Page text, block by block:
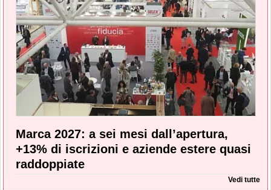
Marca 2027: a sei mesi dall’apertura,
+13% di iscrizioni e aziende estere quasi
raddoppiate
Vedi tutte